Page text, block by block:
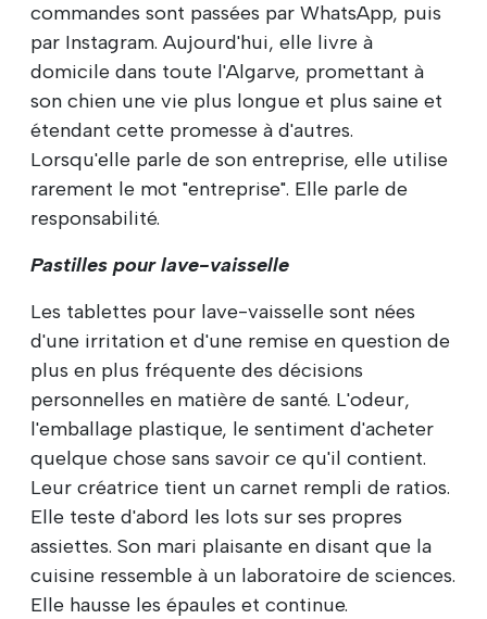
commandes sont passées par WhatsApp, puis
par Instagram. Aujourd'hui, elle livre à
domicile dans toute l'Algarve, promettant à
son chien une vie plus longue et plus saine et
étendant cette promesse à d'autres.
Lorsqu'elle parle de son entreprise, elle utilise
rarement le mot "entreprise". Elle parle de
responsabilité.
Pastilles pour lave-vaisselle
Les tablettes pour lave-vaisselle sont nées
d'une irritation et d'une remise en question de
plus en plus fréquente des décisions
personnelles en matière de santé. L'odeur,
l'emballage plastique, le sentiment d'acheter
quelque chose sans savoir ce qu'il contient.
Leur créatrice tient un carnet rempli de ratios.
Elle teste d'abord les lots sur ses propres
assiettes. Son mari plaisante en disant que la
cuisine ressemble à un laboratoire de sciences.
Elle hausse les épaules et continue.